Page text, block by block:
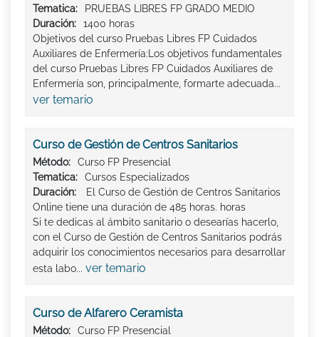
Tematica:
PRUEBAS LIBRES FP GRADO MEDIO
Duración:
1400 horas
Objetivos del curso Pruebas Libres FP Cuidados
Auxiliares de Enfermería:Los objetivos fundamentales
del curso Pruebas Libres FP Cuidados Auxiliares de
Enfermería son, principalmente, formarte adecuada...
ver temario
Curso de Gestión de Centros Sanitarios
Método:
Curso FP Presencial
Tematica:
Cursos Especializados
Duración:
El Curso de Gestión de Centros Sanitarios
Online tiene una duración de 485 horas. horas
Si te dedicas al ámbito sanitario o desearías hacerlo,
con el Curso de Gestión de Centros Sanitarios podrás
adquirir los conocimientos necesarios para desarrollar
esta labo... ver temario
Curso de Alfarero Ceramista
Método: Curso FP Presencial